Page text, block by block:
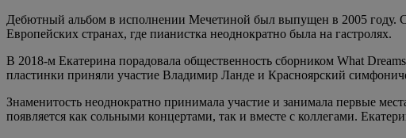
Дебютный альбом в исполнении Мечетиной был выпущен в 2005 году.
Европейских странах, где пианистка неоднократно была на гастролях.
В 2018-м Екатерина порадовала общественность сборником What
пластинки приняли участие Владимир Ланде и Красноярский
Знаменитость неоднократно принимала участие и занимала первые
появляется как сольными концертами, так и вместе с коллегами.